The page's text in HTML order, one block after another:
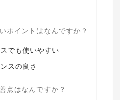
ポイントはなんですか？
でも使いやすい
スの良さ
点はなんですか？